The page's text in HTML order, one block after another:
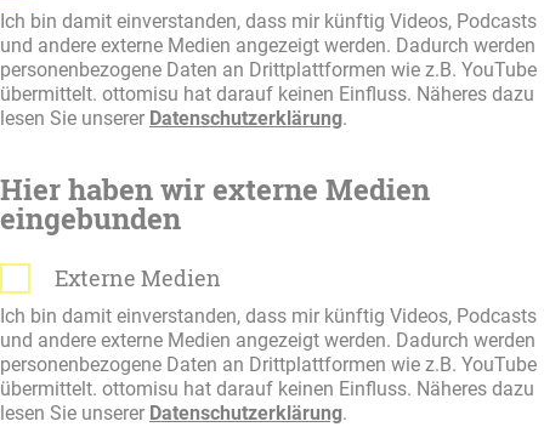
Ich bin damit einverstanden, dass mir künftig Videos, Podcasts
und andere externe Medien angezeigt werden. Dadurch werden
personenbezogene Daten an Drittplattformen wie z.B. YouTube
übermittelt. ottomisu hat darauf keinen Einfluss. Näheres dazu
lesen Sie unserer Datenschutzerklärung.
Hier haben wir externe Medien
eingebunden
Externe Medien
Ich bin damit einverstanden, dass mir künftig Videos, Podcasts
und andere externe Medien angezeigt werden. Dadurch werden
personenbezogene Daten an Drittplattformen wie z.B. YouTube
übermittelt. ottomisu hat darauf keinen Einfluss. Näheres dazu
lesen Sie unserer Datenschutzerklärung.